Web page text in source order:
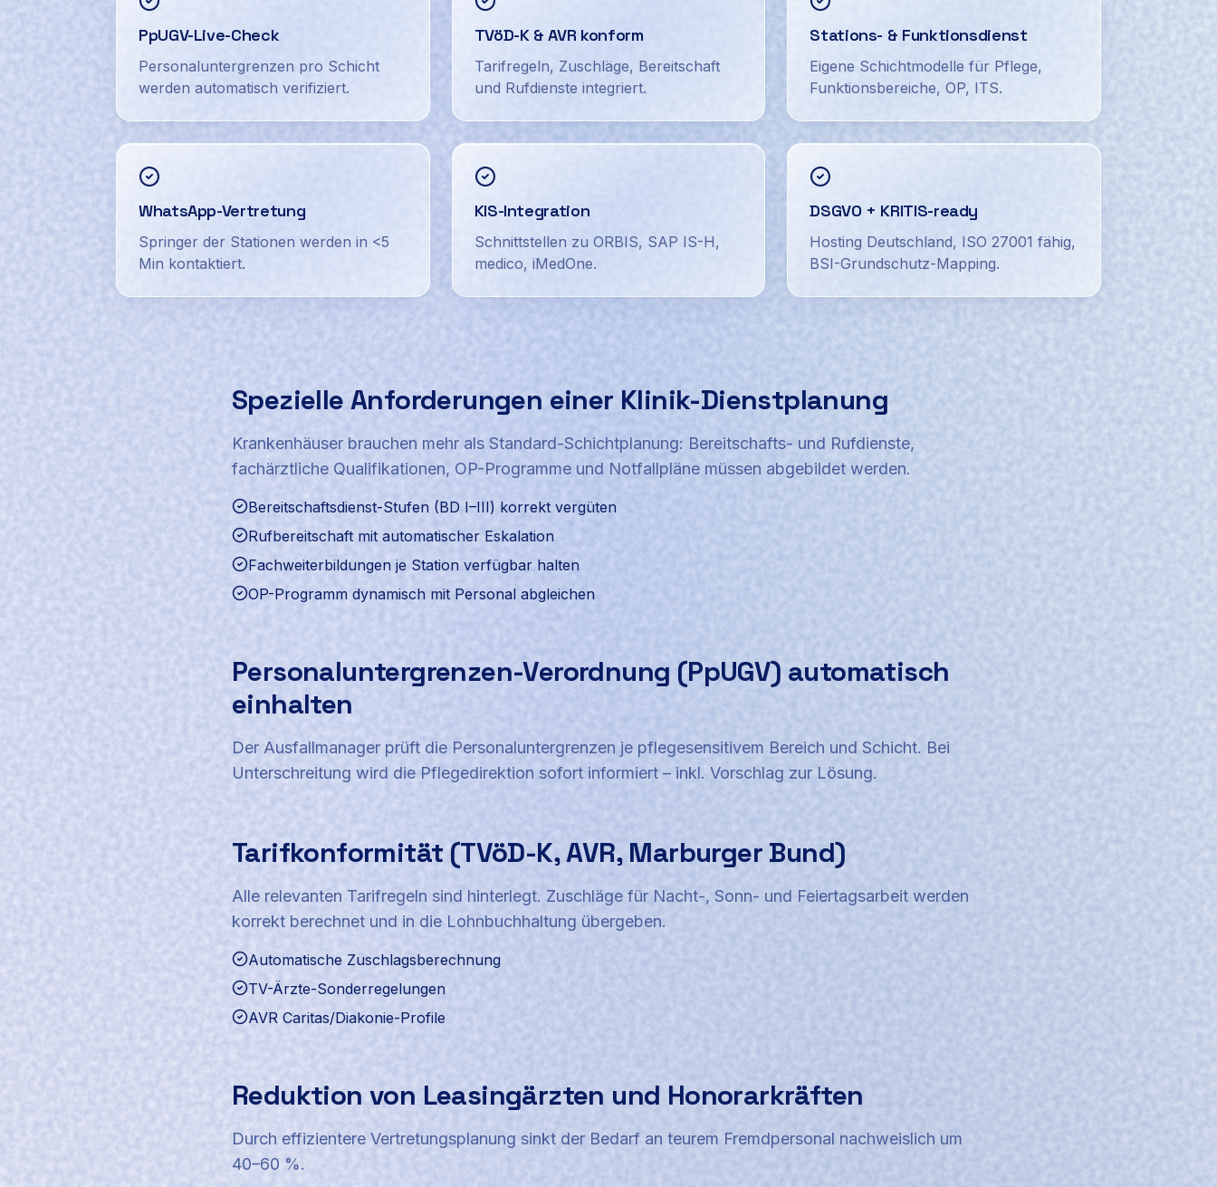
PpUGV-Live-Check
Personaluntergrenzen pro Schicht
werden automatisch verifiziert.
TVöD-K & AVR konform
Tarifregeln, Zuschläge, Bereitschaft
und Rufdienste integriert.
Stations- & Funktionsdienst
Eigene Schichtmodelle für Pflege,
Funktionsbereiche, OP, ITS.
WhatsApp-Vertretung
Springer der Stationen werden in <5
Min kontaktiert.
KIS-Integration
Schnittstellen zu ORBIS, SAP IS-H,
medico, iMedOne.
DSGVO + KRITIS-ready
Hosting Deutschland, ISO 27001 fähig,
BSI-Grundschutz-Mapping.
Spezielle Anforderungen einer Klinik-Dienstplanung
Krankenhäuser brauchen mehr als Standard-Schichtplanung: Bereitschafts- und Rufdienste,
fachärztliche Qualifikationen, OP-Programme und Notfallpläne müssen abgebildet werden.
Bereitschaftsdienst-Stufen (BD I–III) korrekt vergüten
Rufbereitschaft mit automatischer Eskalation
Fachweiterbildungen je Station verfügbar halten
OP-Programm dynamisch mit Personal abgleichen
Personaluntergrenzen-Verordnung (PpUGV) automatisch
einhalten
Der Ausfallmanager prüft die Personaluntergrenzen je pflegesensitivem Bereich und Schicht. Bei
Unterschreitung wird die Pflegedirektion sofort informiert – inkl. Vorschlag zur Lösung.
Tarifkonformität (TVöD-K, AVR, Marburger Bund)
Alle relevanten Tarifregeln sind hinterlegt. Zuschläge für Nacht-, Sonn- und Feiertagsarbeit werden
korrekt berechnet und in die Lohnbuchhaltung übergeben.
Automatische Zuschlagsberechnung
TV-Ärzte-Sonderregelungen
AVR Caritas/Diakonie-Profile
Reduktion von Leasingärzten und Honorarkräften
Durch effizientere Vertretungsplanung sinkt der Bedarf an teurem Fremdpersonal nachweislich um
40–60 %.